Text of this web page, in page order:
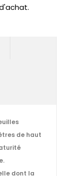
de haut
dont la